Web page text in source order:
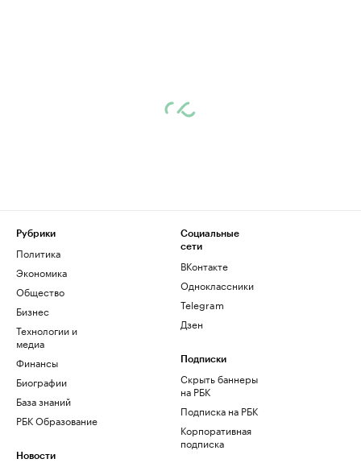
Рубрики
Политика
Экономика
Общество
Бизнес
Технологии и
медиа
Финансы
Биографии
База знаний
РБК Образование
Новости
Социальные
сети
ВКонтакте
Одноклассники
Telegram
Дзен
Подписки
Скрыть баннеры
на РБК
Подписка на РБК
Корпоративная
подписка